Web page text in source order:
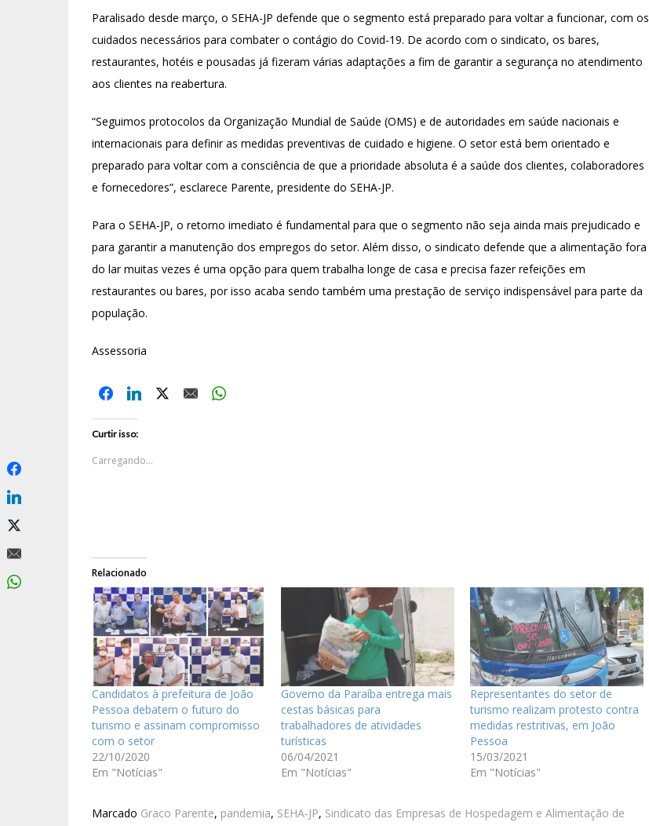
Paralisado desde março, o SEHA-JP defende que o segmento está preparado para voltar a funcionar, com os
cuidados necessários para combater o contágio do Covid-19. De acordo com o sindicato, os bares,
restaurantes, hotéis e pousadas já fizeram várias adaptações a fim de garantir a segurança no atendimento
aos clientes na reabertura.
“Seguimos protocolos da Organização Mundial de Saúde (OMS) e de autoridades em saúde nacionais e
internacionais para definir as medidas preventivas de cuidado e higiene. O setor está bem orientado e
preparado para voltar com a consciência de que a prioridade absoluta é a saúde dos clientes, colaboradores
e fornecedores”, esclarece Parente, presidente do SEHA-JP.
Para o SEHA-JP, o retorno imediato é fundamental para que o segmento não seja ainda mais prejudicado e
para garantir a manutenção dos empregos do setor. Além disso, o sindicato defende que a alimentação fora
do lar muitas vezes é uma opção para quem trabalha longe de casa e precisa fazer refeições em
restaurantes ou bares, por isso acaba sendo também uma prestação de serviço indispensável para parte da
população.
Assessoria
Curtir isso:
Carregando...
Relacionado
Candidatos à prefeitura de João
Pessoa debatem o futuro do
turismo e assinam compromisso
com o setor
22/10/2020
Em "Notícias"
Governo da Paraíba entrega mais
cestas básicas para
trabalhadores de atividades
turísticas
06/04/2021
Em "Notícias"
Representantes do setor de
turismo realizam protesto contra
medidas restritivas, em João
Pessoa
15/03/2021
Em "Notícias"
Marcado Graco Parente, pandemia, SEHA-JP, Sindicato das Empresas de Hospedagem e Alimentação de